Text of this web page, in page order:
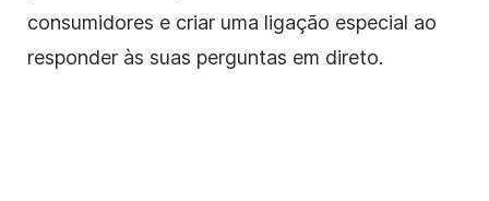
consumidores e criar uma ligação especial ao
responder às suas perguntas em direto.